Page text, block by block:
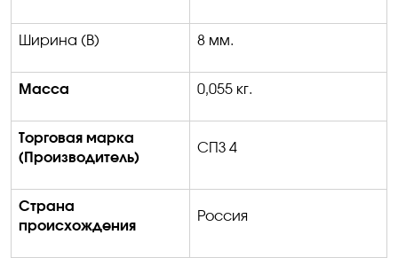
Ширина (B) 8 мм.
Масса 0,055 кг.
Торговая марка
(Производитель)
СПЗ 4
Страна
происхождения
Россия